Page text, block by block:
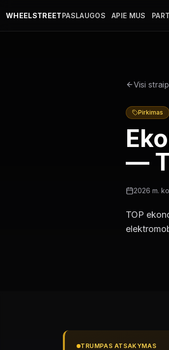
WHEELSTREETPASLAUGOS APIE MUS
Visi
Pirkimas
—
2026 m.
TOP
TRUMPAS ATSAKYMAS